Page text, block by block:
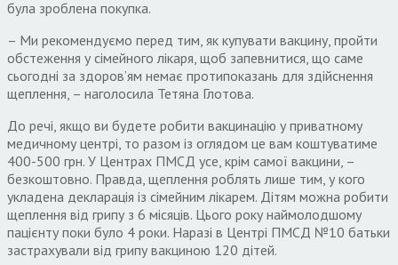
була зроблена покупка.
– Ми рекомендуємо перед тим, як купувати вакцину, пройти
обстеження у сімейного лікаря, щоб запевнитися, що саме
сьогодні за здоров’ям немає протипоказань для здійснення
щеплення, – наголосила Тетяна Глотова.
До речі, якщо ви будете робити вакцинацію у приватному
медичному центрі, то разом із оглядом це вам коштуватиме
400-500 грн. У Центрах ПМСД усе, крім самої вакцини, –
безкоштовно. Правда, щеплення роблять лише тим, у кого
укладена декларація із сімейним лікарем. Дітям можна робити
щеплення від грипу з 6 місяців. Цього року наймолодшому
пацієнту поки було 4 роки. Наразі в Центрі ПМСД №10 батьки
застрахували від грипу вакциною 120 дітей.